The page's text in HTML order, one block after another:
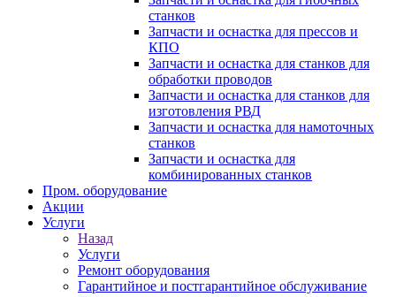
станков
Запчасти и оснастка для прессов и
КПО
Запчасти и оснастка для станков для
обработки проводов
Запчасти и оснастка для станков для
изготовления РВД
Запчасти и оснастка для намоточных
станков
Запчасти и оснастка для
комбинированных станков
Пром. оборудование
Акции
Услуги
Назад
Услуги
Ремонт оборудования
Гарантийное и постгарантийное обслуживание